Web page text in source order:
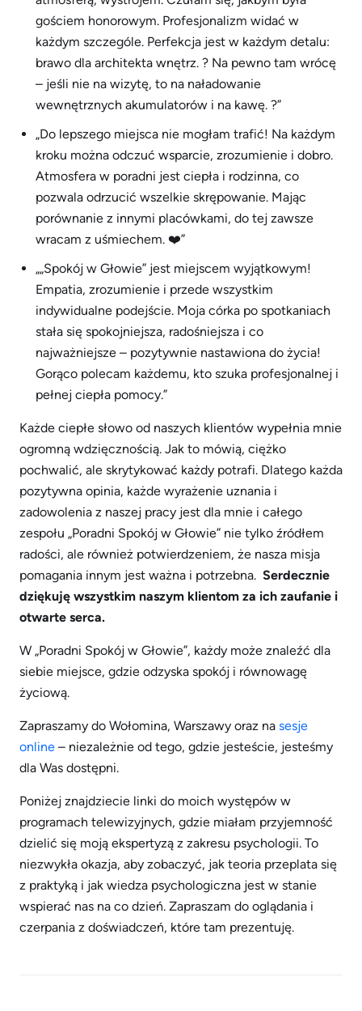
gościem honorowym. Profesjonalizm widać w
każdym szczególe. Perfekcja jest w każdym detalu:
brawo dla architekta wnętrz. ? Na pewno tam wrócę
– jeśli nie na wizytę, to na naładowanie
wewnętrznych akumulatorów i na kawę. ?”
„Do lepszego miejsca nie mogłam trafić! Na każdym
kroku można odczuć wsparcie, zrozumienie i dobro.
Atmosfera w poradni jest ciepła i rodzinna, co
pozwala odrzucić wszelkie skrępowanie. Mając
porównanie z innymi placówkami, do tej zawsze
wracam z uśmiechem. ❤️”
„„Spokój w Głowie” jest miejscem wyjątkowym!
Empatia, zrozumienie i przede wszystkim
indywidualne podejście. Moja córka po spotkaniach
stała się spokojniejsza, radośniejsza i co
najważniejsze – pozytywnie nastawiona do życia!
Gorąco polecam każdemu, kto szuka profesjonalnej i
pełnej ciepła pomocy.”
Każde ciepłe słowo od naszych klientów wypełnia mnie
ogromną wdzięcznością. Jak to mówią, ciężko
pochwalić, ale skrytykować każdy potrafi. Dlatego każda
pozytywna opinia, każde wyrażenie uznania i
zadowolenia z naszej pracy jest dla mnie i całego
zespołu „Poradni Spokój w Głowie” nie tylko źródłem
radości, ale również potwierdzeniem, że nasza misja
pomagania innym jest ważna i potrzebna. Serdecznie
dziękuję wszystkim naszym klientom za ich zaufanie i
otwarte serca.
W „Poradni Spokój w Głowie”, każdy może znaleźć dla
siebie miejsce, gdzie odzyska spokój i równowagę
życiową.
Zapraszamy do Wołomina, Warszawy oraz na sesje
online – niezależnie od tego, gdzie jesteście, jesteśmy
dla Was dostępni.
Poniżej znajdziecie linki do moich występów w
programach telewizyjnych, gdzie miałam przyjemność
dzielić się moją ekspertyzą z zakresu psychologii. To
niezwykła okazja, aby zobaczyć, jak teoria przeplata się
z praktyką i jak wiedza psychologiczna jest w stanie
wspierać nas na co dzień. Zapraszam do oglądania i
czerpania z doświadczeń, które tam prezentuję.